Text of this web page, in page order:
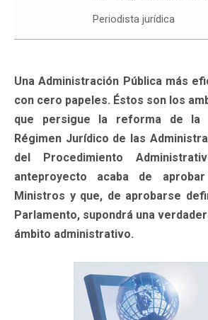
Periodista jurídica
Una Administración Pública más
con cero papeles. Éstos son los
que persigue la reforma de la
Régimen Jurídico de las
del Procedimiento
anteproyecto acaba de
Ministros y que, de aprobarse
Parlamento, supondrá una
ámbito administrativo.